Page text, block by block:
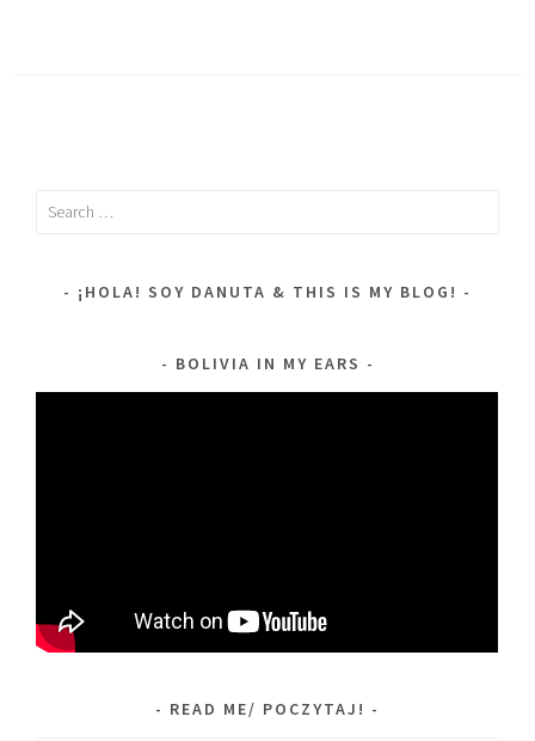
Search
¡HOLA! SOY DANUTA & THIS IS MY BLOG!
BOLIVIA IN MY EARS
READ ME/ POCZYTAJ!